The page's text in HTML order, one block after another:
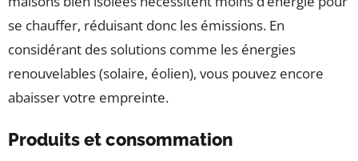
se chauffer, réduisant donc les émissions. En
considérant des solutions comme les énergies
renouvelables (solaire, éolien), vous pouvez encore
abaisser votre empreinte.
Produits et consommation